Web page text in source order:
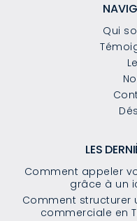
Qui
LES
Comment appeler
grâce à un
Comment structurer
commerciale en